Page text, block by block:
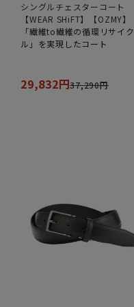
シングルチェスターコート
【WEAR SHiFT】【OZMY】
「繊維to繊維の循環リサイク
ル」を実現したコート
29,832円37,290円